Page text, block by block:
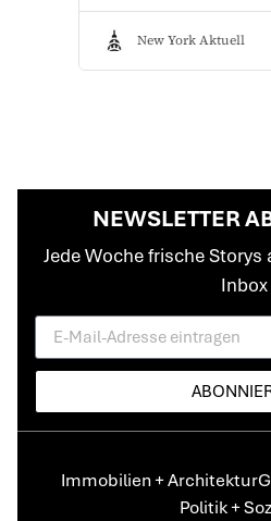
New York Aktuell
NEWSLETTER
Jede Woche frische Storys
Inbox
Immobilien + Architektur
Politik +